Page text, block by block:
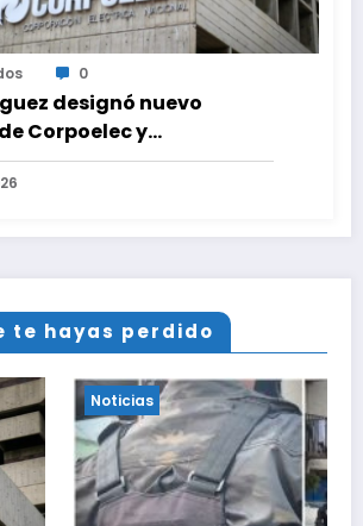
0
designó nuevo
Corpoelec y
eléctrico para ‘la
del servicio’
te hayas perdido